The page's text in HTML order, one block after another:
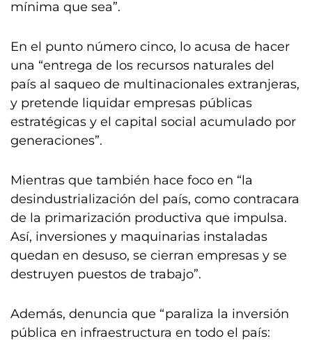
mínima que sea”.
En el punto número cinco, lo acusa de hacer
una “entrega de los recursos naturales del
país al saqueo de multinacionales extranjeras,
y pretende liquidar empresas públicas
estratégicas y el capital social acumulado por
generaciones”.
Mientras que también hace foco en “la
desindustrialización del país, como contracara
de la primarización productiva que impulsa.
Así, inversiones y maquinarias instaladas
quedan en desuso, se cierran empresas y se
destruyen puestos de trabajo”.
Además, denuncia que “paraliza la inversión
pública en infraestructura en todo el país: